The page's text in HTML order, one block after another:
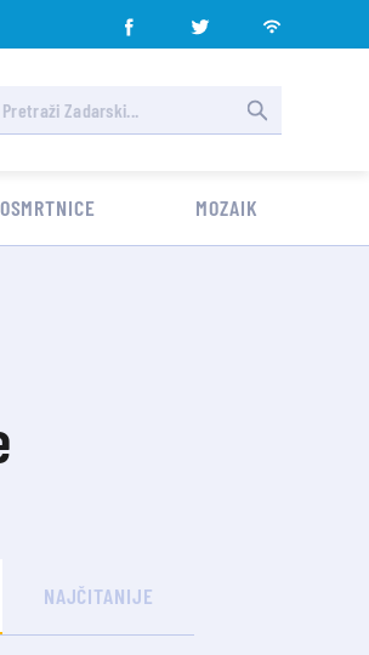
OSMRTNICE MOZAIK
NAJČITANIJE